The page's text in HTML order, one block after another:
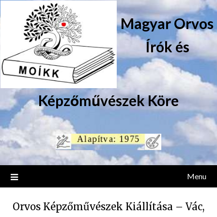
Magyar Orvos
Írók és
Képzőművészek Köre
Menu
Orvos Képzőművészek Kiállítása – Vác,